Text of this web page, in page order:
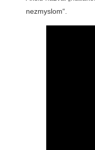
nezmyslom“.